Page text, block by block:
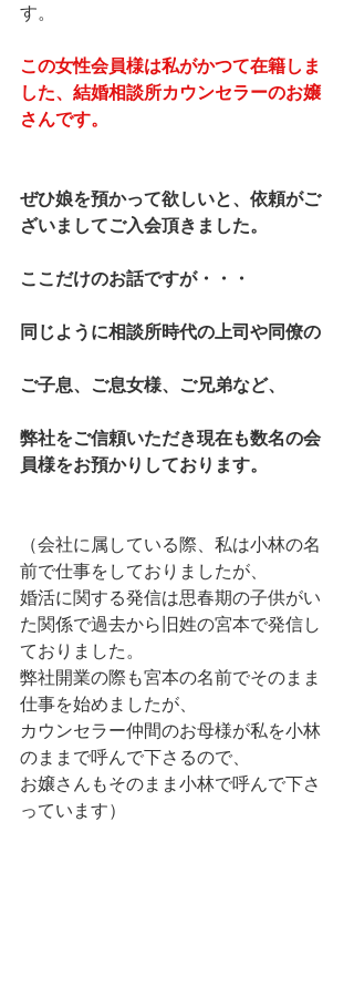
す。
この女性会員様は私がかつて在籍しま
した、結婚相談所カウンセラーのお嬢
さんです。
ぜひ娘を預かって欲しいと、依頼がご
ざいましてご入会頂きました。
ここだけのお話ですが・・・
同じように相談所時代の上司や同僚の
ご子息、ご息女様、ご兄弟など、
弊社をご信頼いただき現在も数名の会
員様をお預かりしております。
（会社に属している際、私は小林の名
前で仕事をしておりましたが、
婚活に関する発信は思春期の子供がい
た関係で過去から旧姓の宮本で発信し
ておりました。
弊社開業の際も宮本の名前でそのまま
仕事を始めましたが、
カウンセラー仲間のお母様が私を小林
のままで呼んで下さるので、
お嬢さんもそのまま小林で呼んで下さ
っています）